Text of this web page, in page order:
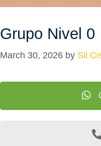
Grupo Nivel 0
March 30, 2026 by Sil